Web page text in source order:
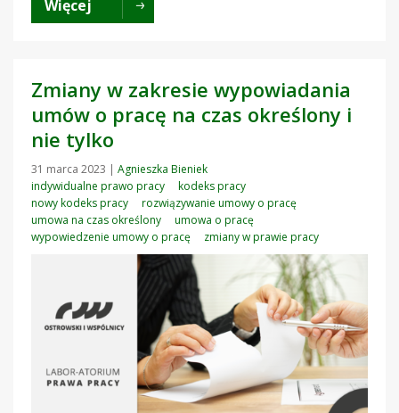
Więcej
Zmiany w zakresie wypowiadania
umów o pracę na czas określony i
nie tylko
31 marca 2023 | Agnieszka Bieniek
indywidualne prawo pracy
kodeks pracy
nowy kodeks pracy
rozwiązywanie umowy o pracę
umowa na czas określony
umowa o pracę
wypowiedzenie umowy o pracę
zmiany w prawie pracy